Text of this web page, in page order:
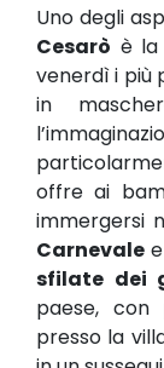
Uno degli
Cesarò è la
venerdì i più
in
offre ai
immergersi
Carnevale
sfilate dei
paese,
presso la